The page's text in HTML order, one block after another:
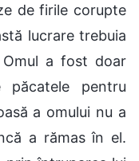
de firile corupte
lucrare trebuia
a fost doar
pentru
a omului nu a
a rămas în el.